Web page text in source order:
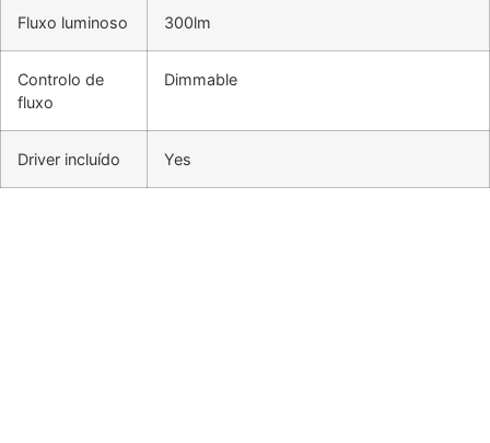
Fluxo luminoso 300lm
Controlo de
fluxo
Dimmable
Driver incluído Yes